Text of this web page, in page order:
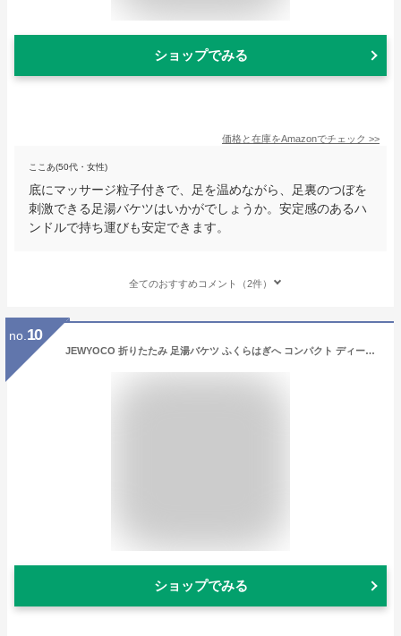
ショップでみる
価格と在庫をAmazonでチェック >>
ここあ(50代・女性)
底にマッサージ粒子付きで、足を温めながら、足裏のつぼを
刺激できる足湯バケツはいかがでしょうか。安定感のあるハ
ンドルで持ち運びも安定できます。
全てのおすすめコメント（2件）
no. 10
JEWYOCO 折りたたみ 足湯バケツ ふくらはぎへ コンパクト ディープバケットフットバス 簡易バケツ 出張 旅行洗濯 洗面器 自立式 超軽量 持ち運び 防水 釣り用 掃除用 洗車 園芸 キャンプ 公園 海 子供遊び クリーン 収納ケース 16L
ショップでみる